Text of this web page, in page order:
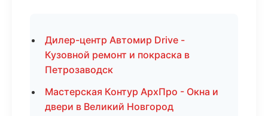
Дилер-центр Автомир Drive -
Кузовной ремонт и покраска в
Петрозаводск
Мастерская Контур АрхПро - Окна и
двери в Великий Новгород